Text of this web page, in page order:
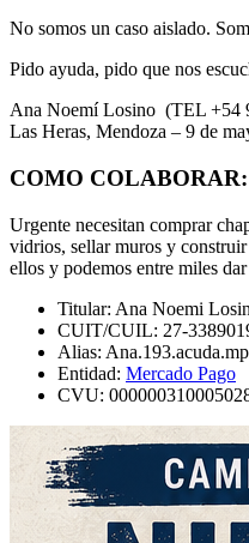
No somos un caso aislado.
Pido ayuda, pido que nos
Ana Noemí Losino (TEL +54
Las Heras, Mendoza – 9 de
COMO COLABORAR:
Urgente necesitan comprar
vidrios, sellar muros y
ellos y podemos entre miles
Titular: Ana Noemi
CUIT/CUIL: 27-
Alias: Ana.193.acuda.mp
Entidad: Mercado Pago
CVU: